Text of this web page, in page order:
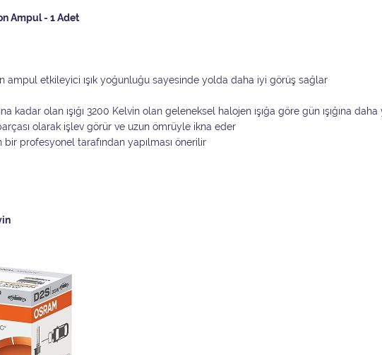
Ampul - 1 Adet
ampul etkileyici ışık yoğunluğu sayesinde yolda daha iyi görüş sağlar
kadar olan ışığı 3200 Kelvin olan geleneksel halojen ışığa göre gün ışığına daha
olarak işlev görür ve uzun ömrüyle ikna eder
profesyonel tarafından yapılması önerilir